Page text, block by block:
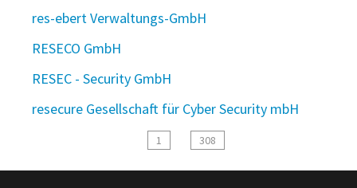
res-ebert Verwaltungs-GmbH
RESECO GmbH
RESEC - Security GmbH
resecure Gesellschaft für Cyber Security mbH
1 308